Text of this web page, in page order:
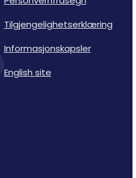
Tilgjengelighetserklæring
Informasjonskapsler
English site